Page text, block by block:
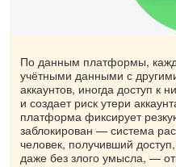
По данным платформы,
учётными данными с
аккаунтов, иногда доступ
и создает риск утери
платформа фиксирует
заблокирован — система
человек, получивший
даже без злого умысла, —